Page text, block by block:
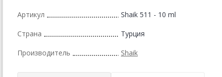
Артикул Shaik 511 - 10 ml
Страна Турция
Производитель Shaik